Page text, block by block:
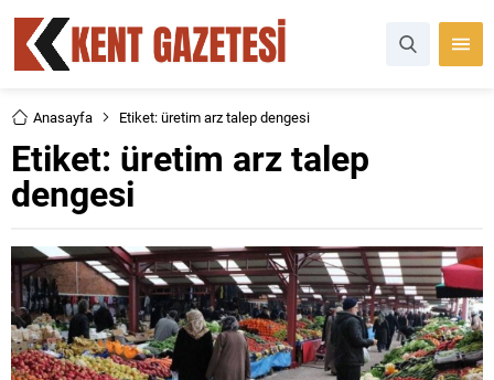
Anasayfa Etiket: üretim arz talep dengesi
Etiket: üretim arz talep
dengesi